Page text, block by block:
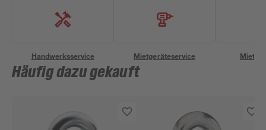
Handwerksservice Mietgeräteservice
Häufig dazu gekauft